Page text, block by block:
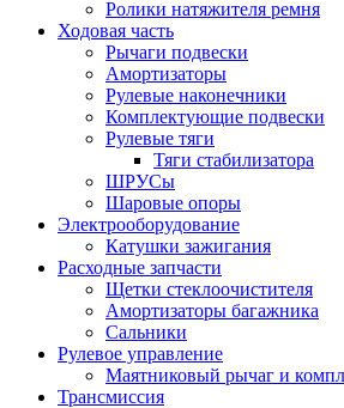
Ролики натяжителя ремня
Ходовая часть
Рычаги подвески
Амортизаторы
Рулевые наконечники
Комплектующие подвески
Рулевые тяги
Тяги стабилизатора
ШРУСы
Шаровые опоры
Электрооборудование
Катушки зажигания
Расходные запчасти
Щетки стеклоочистителя
Амортизаторы багажника
Сальники
Рулевое управление
Маятниковый рычаг и
Трансмиссия